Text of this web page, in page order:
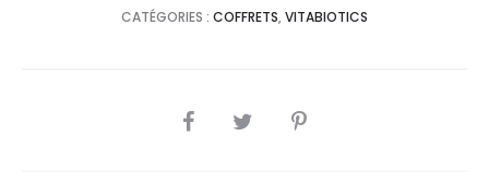
était :
DT.
est :
CATÉGORIES : COFFRETS, VITABIOTICS
SHARE